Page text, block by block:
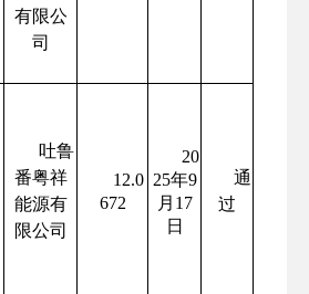
有限公
司
吐鲁
番粤祥
能源有
限公司
12.0
672
20
25年9
月17
日
通
过